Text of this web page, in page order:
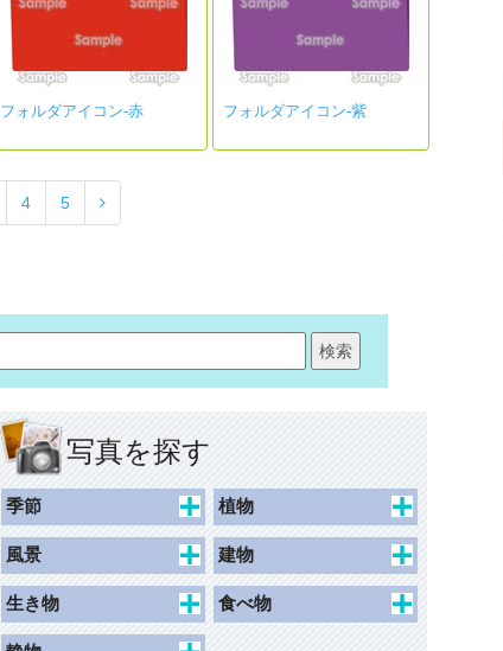
フォルダアイコン-赤 フォルダアイコン-紫
4 5
写真を探す
季節
春
夏
秋
植物
桜
チューリップ
カーネーション
風景
景観
水辺
建物
史跡
生き物
人物
食べ物